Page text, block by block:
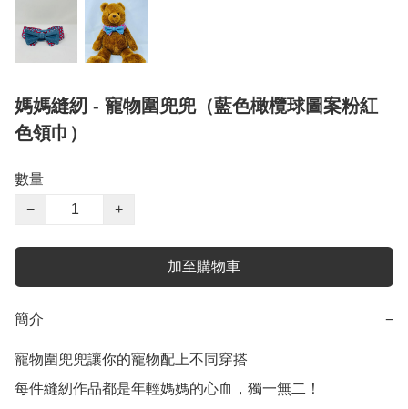
媽媽縫紉 - 寵物圍兜兜（藍色橄欖球圖案粉紅
色領巾）
數量
−
+
加至購物車
簡介 −
寵物圍兜兜讓你的寵物配上不同穿搭
每件縫紉作品都是年輕媽媽的心血，獨一無二！